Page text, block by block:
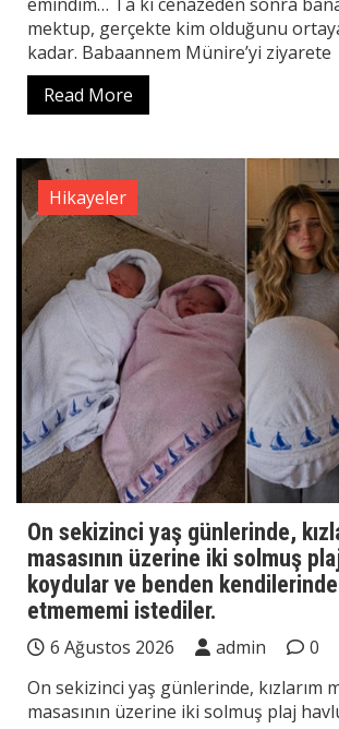
mektup, gerçekte kim olduğunu
kadar. Babaannem Münire’yi ziyarete
Read More
Hikayeler
On sekizinci yaş günlerinde,
masasının üzerine iki solmuş
koydular ve benden
etmememi istediler.
6 Ağustos 2026 admin
0
On sekizinci yaş günlerinde, kızlarım
masasının üzerine iki solmuş plaj